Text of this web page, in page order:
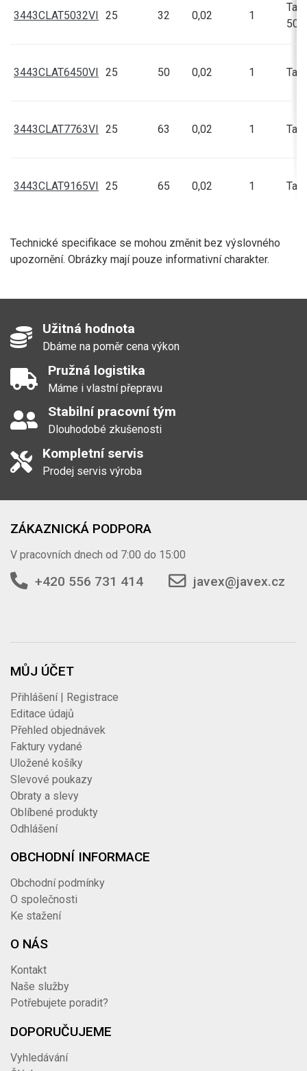
3443CLAT5032VI 25 32 0,02 1
50,5
3443CLAT6450VI 25 50 0,02 1
3443CLAT7763VI 25 63 0,02 1
3443CLAT9165VI 25 65 0,02 1
Technické specifikace se mohou změnit bez výslovného
upozornění. Obrázky mají pouze informativní charakter.
Užitná hodnota
Dbáme na poměr cena výkon
Pružná logistika
Máme i vlastní přepravu
Stabilní pracovní tým
Dlouhodobé zkušenosti
Kompletní servis
Prodej servis výroba
ZÁKAZNICKÁ PODPORA
V pracovních dnech od 7:00 do 15:00
+420 556 731 414 javex@javex.cz
MŮJ ÚČET
Přihlášení | Registrace
Editace údajů
Přehled objednávek
Faktury vydané
Uložené košíky
Slevové poukazy
Obraty a slevy
Oblíbené produkty
Odhlášení
OBCHODNÍ INFORMACE
Obchodní podmínky
O společnosti
Ke stažení
O NÁS
Kontakt
Naše služby
Potřebujete poradit?
DOPORUČUJEME
Vyhledávání